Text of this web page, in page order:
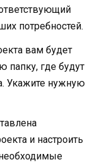
потребностей.
вам будет
папку, где будут
Укажите нужную
и настроить